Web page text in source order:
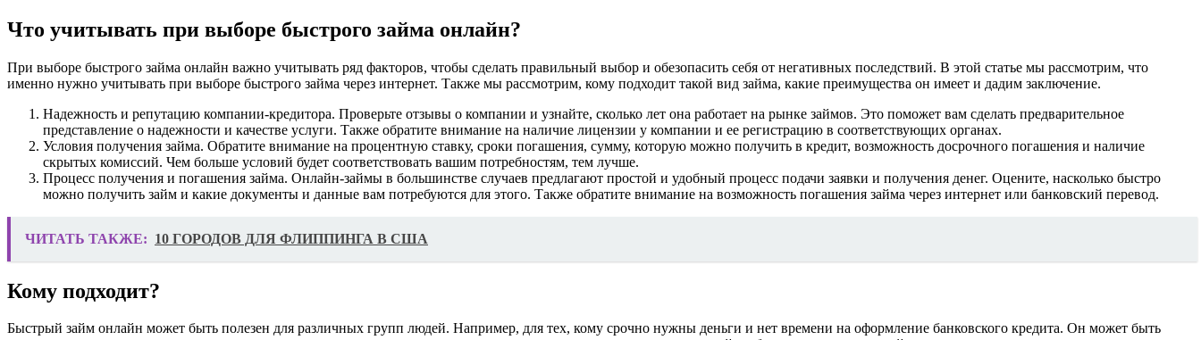
Что учитывать при выборе быстрого займа онлайн?
При выборе быстрого займа онлайн важно учитывать ряд факторов, чтобы сделать правильный выбор и обезопасить себя от негативных последствий. В этой статье мы рассмотрим, что
именно нужно учитывать при выборе быстрого займа через интернет. Также мы рассмотрим, кому подходит такой вид займа, какие преимущества он имеет и дадим заключение.
Надежность и репутацию компании-кредитора. Проверьте отзывы о компании и узнайте, сколько лет она работает на рынке займов. Это поможет вам сделать предварительное
представление о надежности и качестве услуги. Также обратите внимание на наличие лицензии у компании и ее регистрацию в соответствующих органах.
Условия получения займа. Обратите внимание на процентную ставку, сроки погашения, сумму, которую можно получить в кредит, возможность досрочного погашения и наличие
скрытых комиссий. Чем больше условий будет соответствовать вашим потребностям, тем лучше.
Процесс получения и погашения займа. Онлайн-займы в большинстве случаев предлагают простой и удобный процесс подачи заявки и получения денег. Оцените, насколько быстро
можно получить займ и какие документы и данные вам потребуются для этого. Также обратите внимание на возможность погашения займа через интернет или банковский перевод.
ЧИТАТЬ ТАКЖЕ: 10 ГОРОДОВ ДЛЯ ФЛИППИНГА В США
Кому подходит?
Быстрый займ онлайн может быть полезен для различных групп людей. Например, для тех, кому срочно нужны деньги и нет времени на оформление банковского кредита. Он может быть